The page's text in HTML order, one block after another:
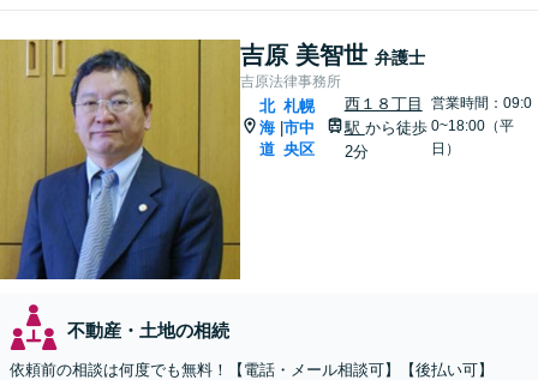
吉原 美智世 弁護士
吉原法律事務所
北
海
道
|
札幌
市中
央区
西１８丁目
駅 から徒歩
2分
営業時間：09:0
0~18:00（平
日）
不動産・土地の相続
依頼前の相談は何度でも無料！【電話・メール相談可】【後払い可】